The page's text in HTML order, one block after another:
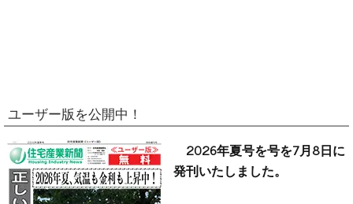
ユーザー版を公開中！
2026年夏号を号を7月8日に
発刊いたしました。